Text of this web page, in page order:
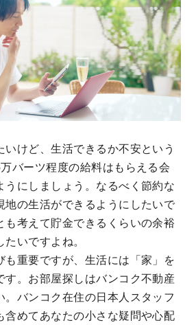
いけど、生活できるか不安という
バーツ程度の給料はもらえる会
うにしましょう。なるべく節約な
地の生活ができるようにしたいで
も考えて貯金できるくらいの余裕
いですよね。
も重要ですが、生活には「家」を
す。お部屋探しはバンコク不動産
。バンコク在住の日本人スタッフ
含めてあなたの小さな疑問や心配